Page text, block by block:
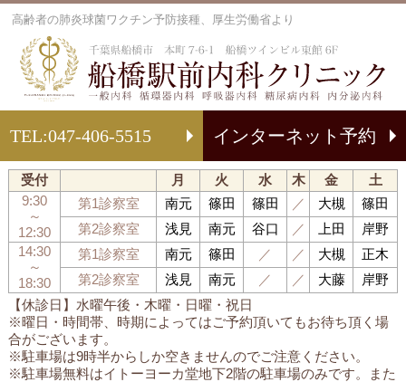
高齢者の肺炎球菌ワクチン予防接種、厚生労働省より
TEL:047-406-5515 インターネット予約
【休診日】水曜午後・木曜・日曜・祝日
※曜日・時間帯、時期によってはご予約頂いてもお待ち頂く場
合がございます。
※駐車場は9時半からしか空きませんのでご注意ください。
※駐車場無料はイトーヨーカ堂地下2階の駐車場のみです。また
受付 月 火 水 木 金
土
9:30
～
12:30
第1診察室 南元 篠田 篠田 ／ 大槻
篠田
第2診察室
浅見 南元 谷口 ／ 上田
岸野
14:30
～
18:30
第1診察室 南元 篠田 ／ ／ 大槻
正木
第2診察室
浅見 南元 ／ ／ 大藤 岸野